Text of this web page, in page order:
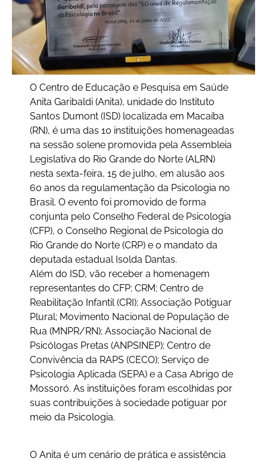
O Centro de Educação e Pesquisa em Saúde
Anita Garibaldi (Anita), unidade do Instituto
Santos Dumont (ISD) localizada em Macaíba
(RN), é uma das 10 instituições homenageadas
na sessão solene promovida pela Assembleia
Legislativa do Rio Grande do Norte (ALRN)
nesta sexta-feira, 15 de julho, em alusão aos
60 anos da regulamentação da Psicologia no
Brasil. O evento foi promovido de forma
conjunta pelo Conselho Federal de Psicologia
(CFP), o Conselho Regional de Psicologia do
Rio Grande do Norte (CRP) e o mandato da
deputada estadual Isolda Dantas.
Além do ISD, vão receber a homenagem
representantes do CFP; CRM; Centro de
Reabilitação Infantil (CRI); Associação Potiguar
Plural; Movimento Nacional de População de
Rua (MNPR/RN); Associação Nacional de
Psicólogas Pretas (ANPSINEP); Centro de
Convivência da RAPS (CECO); Serviço de
Psicologia Aplicada (SEPA) e a Casa Abrigo de
Mossoró. As instituições foram escolhidas por
suas contribuições à sociedade potiguar por
meio da Psicologia.
O Anita é um cenário de prática e assistência